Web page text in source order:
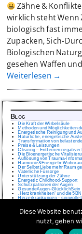
Zähne &
wirklich steht Wenn
biologisch fast
Zupacken, Sich-
Biologischen
gesehen Waffen
Weiterlesen →
Blog
Die Kraft der Wirbelsäule
Methoden und Möglichkeiten
Energetische Reinigung und
Natürliche, energetische
Transformation von
Preise & Leistungen
Clearing – Entfernen negativer
Die Bioenergetische
Auflösung von Trauma-
Der SelbstLiebe mehr Raum
Väterliche Fürsorge
Unterstützung der Zähne
Energetic Childhood-Support
Schutzpatronen der Augen
GesundeAugen-GlücklichSein
„Herzkrankheiten“ und die 5BN
Herzerkrankungen – sinnvolle
Wer ist Online
2 Besucher online
Diese Website
nutzt, gehen